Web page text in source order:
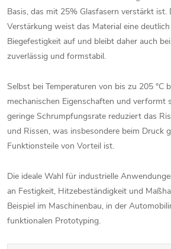
Basis, das mit 25% Glasfasern verstärkt ist.
Verstärkung weist das Material eine
Biegefestigkeit auf und bleibt daher auch
zuverlässig und formstabil.
Selbst bei Temperaturen von bis zu 205 °C
mechanischen Eigenschaften und verformt
geringe Schrumpfungsrate reduziert das
und Rissen, was insbesondere beim Druck
Funktionsteile von Vorteil ist.
Die ideale Wahl für industrielle
an Festigkeit, Hitzebeständigkeit und
Beispiel im Maschinenbau, in der
funktionalen Prototyping.